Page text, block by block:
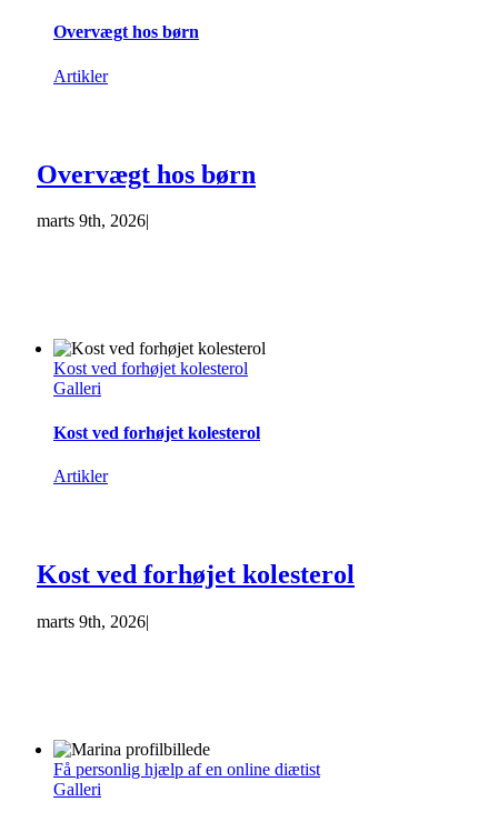
Overvægt hos børn
Artikler
Overvægt hos børn
marts 9th, 2026|
Kost ved forhøjet kolesterol
Galleri
Kost ved forhøjet kolesterol
Artikler
Kost ved forhøjet kolesterol
marts 9th, 2026|
Få personlig hjælp af en online diætist
Galleri